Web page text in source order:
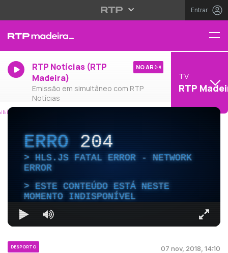
Entrar
RTP Notícias (RTP
Madeira)
Emissão em simultâneo com RTP
Notícias
NO AR
TV
RTP
ERRO204
HLS.JS FATAL ERROR - NETWORK
ERROR
ESTE CONTEÚDO ESTÁ NESTE
MOMENTO INDISPONÍVEL
DESPORTO 07 nov, 2018, 14:10